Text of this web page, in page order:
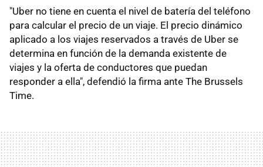
"Uber no tiene en cuenta el nivel de batería del teléfono
para calcular el precio de un viaje. El precio dinámico
aplicado a los viajes reservados a través de Uber se
determina en función de la demanda existente de
viajes y la oferta de conductores que puedan
responder a ella", defendió la firma ante The Brussels
Time.